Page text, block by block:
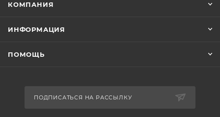
КОМПАНИЯ
ИНФОРМАЦИЯ
ПОМОЩЬ
ПОДПИСАТЬСЯ НА РАССЫЛКУ